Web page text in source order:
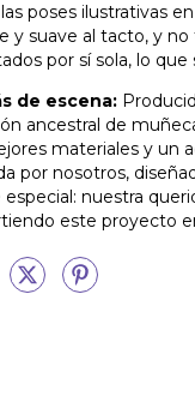
poses ilustrativas
y suave al tacto, y
por sí sola, lo
de escena:
ancestral de
materiales y un
por nosotros,
nuestra
este proyecto